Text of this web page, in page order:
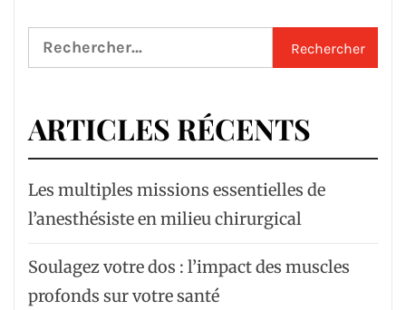
Rechercher :
ARTICLES RÉCENTS
Les multiples missions essentielles de
l’anesthésiste en milieu chirurgical
Soulagez votre dos : l’impact des muscles
profonds sur votre santé